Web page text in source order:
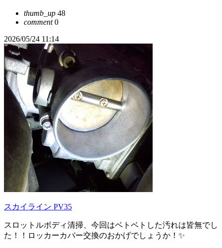
thumb_up 48
comment0
2026/05/24 11:14
スカイライン PV35
スロットルボディ清掃、今回はベトベトした汚れは皆無でし
た！！ロッカーカバー交換のおかげでしょうか！✨